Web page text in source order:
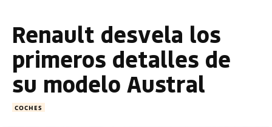
Renault desvela los
primeros detalles de
su modelo Austral
COCHES